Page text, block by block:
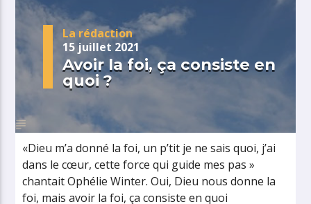
La rédaction
15 juillet 2021
Avoir la foi, ça consiste en
quoi ?
«Dieu m’a donné la foi, un p’tit je ne sais quoi, j’ai
dans le cœur, cette force qui guide mes pas »
chantait Ophélie Winter. Oui, Dieu nous donne la
foi, mais avoir la foi, ça consiste en quoi